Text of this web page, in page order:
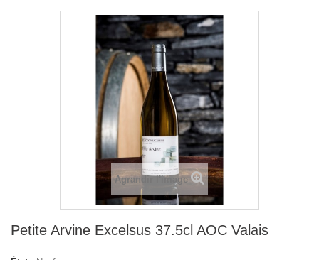
Agrandir l'image
Petite Arvine Excelsus 37.5cl AOC Valais